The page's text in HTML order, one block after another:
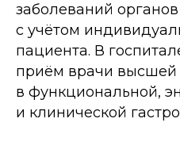
заболеваний
с учётом
пациента. В
приём врачи высшей
в функциональной,
и клинической